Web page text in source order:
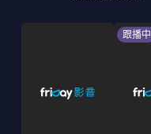
跟播中